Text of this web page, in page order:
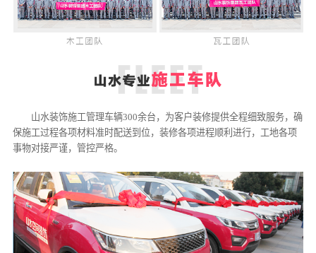
山水装饰施工管理车辆300余台，为客户装修提供全程细致服务，确
保施工过程各项材料准时配送到位，装修各项进程顺利进行，工地各项
事物对接严谨，管控严格。